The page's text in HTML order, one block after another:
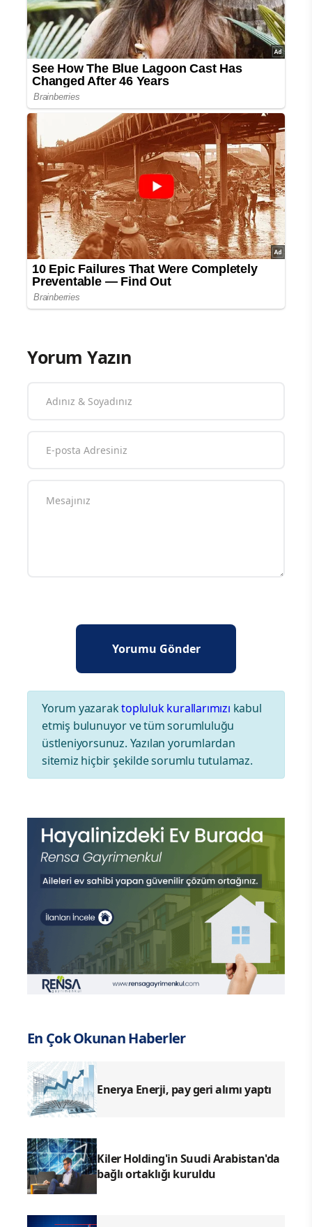
Yorum Yazın
Yorum yazaraktopluluk kurallarımızı kabul
etmiş bulunuyor ve tüm sorumluluğu
üstleniyorsunuz. Yazılan yorumlardan
sitemiz hiçbir şekilde sorumlu tutulamaz.
En Çok Okunan Haberler
Enerya Enerji, pay geri alımı yaptı
Kiler Holding'in Suudi Arabistan'da
bağlı ortaklığı kuruldu